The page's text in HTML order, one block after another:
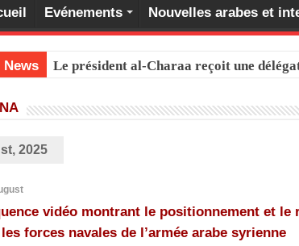
Evénements Nouvelles arabes et
Le président al-Charaa reçoit une
2025
vidéo montrant le positionnement et le
forces navales de l’armée arabe syrienne